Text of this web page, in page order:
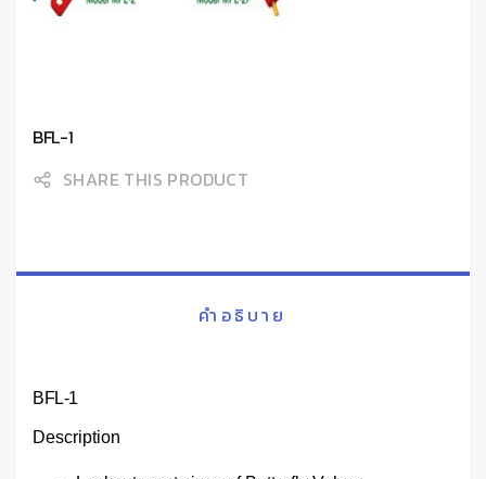
BFL-1
SHARE THIS PRODUCT
คำอธิบาย
BFL-1
Description